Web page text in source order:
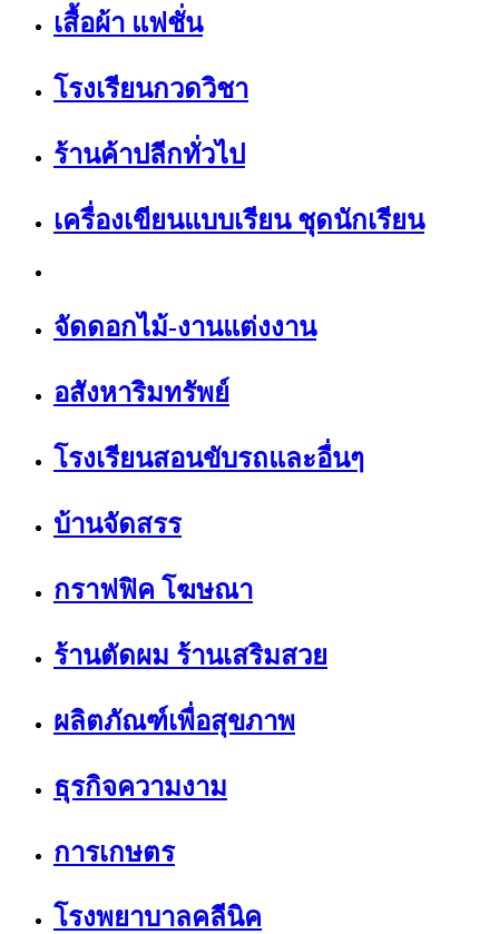
เสื้อผ้า แฟชั่น
โรงเรียนกวดวิชา
ร้านค้าปลีกทั่วไป
เครื่องเขียนแบบเรียน ชุดนักเรียน
จัดดอกไม้-งานแต่งงาน
อสังหาริมทรัพย์
โรงเรียนสอนขับรถและอื่นๆ
บ้านจัดสรร
กราฟฟิค โฆษณา
ร้านตัดผม ร้านเสริมสวย
ผลิตภัณฑ์เพื่อสุขภาพ
ธุรกิจความงาม
การเกษตร
โรงพยาบาลคลีนิค